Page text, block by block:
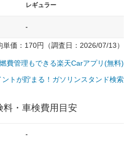
レギュラー
-
価：170円（調査日：2026/07/13）
燃費管理もできる楽天Carアプリ(無料)
ントが貯まる！ガソリンスタンド検索
料・車検費用目安
-